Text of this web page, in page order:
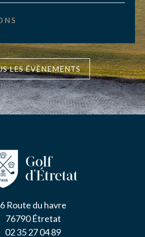
LES ÉVÈNEMENTS
6 Route du havre
76790 Étretat
02 35 27 04 89